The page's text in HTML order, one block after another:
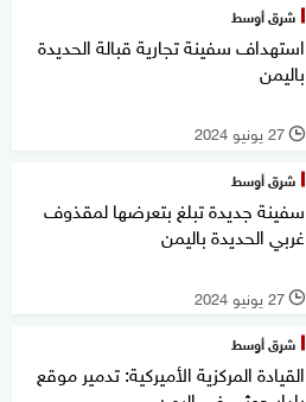
شرق أوسط
استهداف سفينة تجارية قبالة الحديدة
باليمن
l 27 يونيو 2024
شرق أوسط
سفينة جديدة تبلغ بتعرضها لمقذوف
غربي الحديدة باليمن
l 27 يونيو 2024
شرق أوسط
القيادة المركزية الأميركية: تدمير موقع